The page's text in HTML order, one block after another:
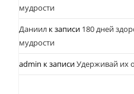
мудрости
Даниил к записи 180 дней
мудрости
admin к записиУдерживай их